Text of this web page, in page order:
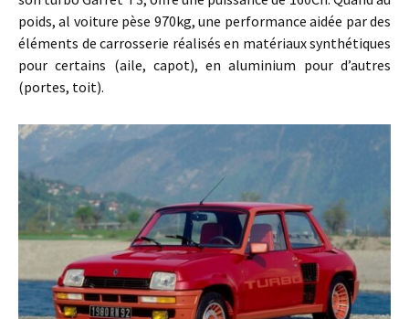
poids, al voiture pèse 970kg, une performance aidée par des
éléments de carrosserie réalisés en matériaux synthétiques
pour certains (aile, capot), en aluminium pour d’autres
(portes, toit).